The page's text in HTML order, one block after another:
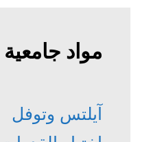
مواد جامعية
آيلتس وتوفل